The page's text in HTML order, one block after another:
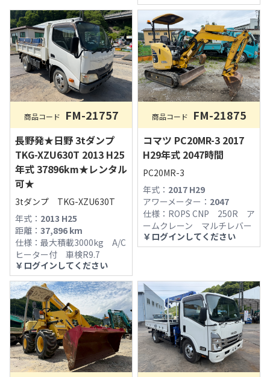
商品コード FM-21757
長野発★日野 3tダンプ
TKG-XZU630T 2013 H25
年式 37896km★レンタル
可★
3tダンプ TKG-XZU630T
年式： 2013 H25
距離： 37,896 km
仕様： 最大積載3000kg A/C
ヒーター付 車検R9.7
￥ ログインしてください
商品コード FM-21875
コマツ PC20MR-3 2017
H29年式 2047時間
PC20MR-3
年式： 2017 H29
アワーメーター： 2047
仕様： ROPS CNP 250R ア
ームクレーン マルチレバー
￥ ログインしてください